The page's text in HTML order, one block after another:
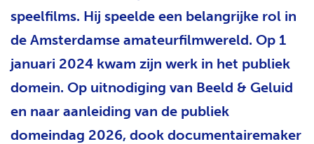
speelfilms. Hij speelde een belangrijke rol in
de Amsterdamse amateurfilmwereld. Op 1
januari 2024 kwam zijn werk in het publiek
domein. Op uitnodiging van Beeld & Geluid
en naar aanleiding van de publiek
domeindag 2026, dook documentairemaker